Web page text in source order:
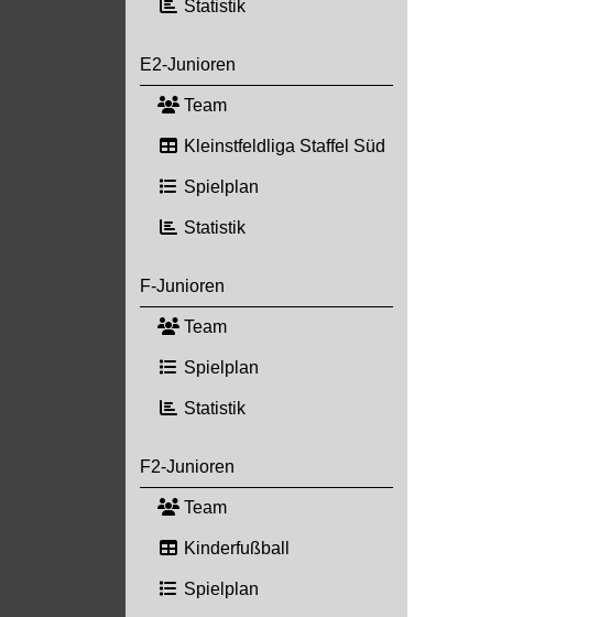
Statistik
E2-Junioren
Team
Kleinstfeldliga Staffel Süd
Spielplan
Statistik
F-Junioren
Team
Spielplan
Statistik
F2-Junioren
Team
Kinderfußball
Spielplan